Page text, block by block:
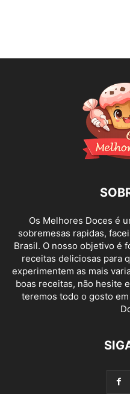
Os Melhores Doces é
sobremesas rapidas,
Brasil. O nosso objetivo é
receitas deliciosas para
experimentem as mais
boas receitas, não hesite
teremos todo o gosto